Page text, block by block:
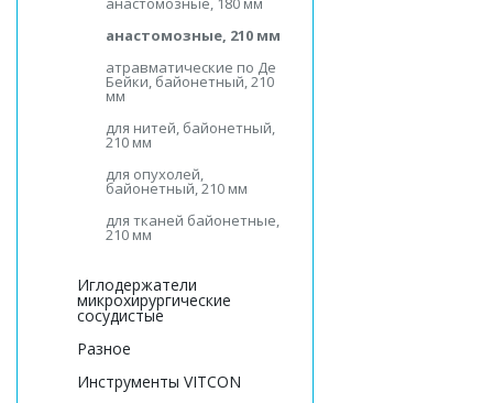
анастомозные, 210 мм
атравматические по Де
Бейки, байонетный, 210
мм
для нитей, байонетный,
210 мм
для опухолей,
байонетный, 210 мм
для тканей байонетные,
210 мм
Иглодержатели
микрохирургические
сосудистые
Разное
Инструменты VITCON